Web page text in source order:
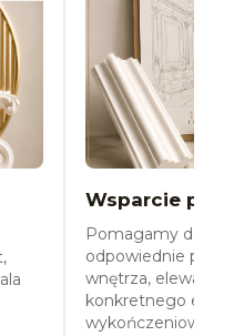
Wsparcie
Pomagamy dobrać
odpowiednie
wnętrza, elewacji
konkretnego
wykończeniowego.